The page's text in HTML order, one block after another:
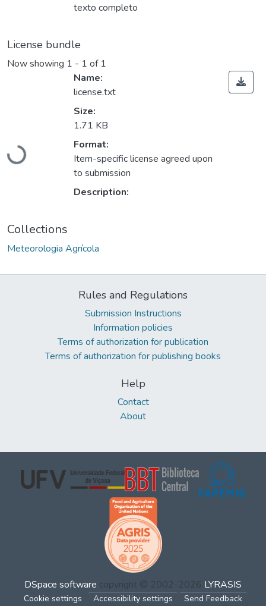
texto completo
License bundle
Now showing 1 - 1 of 1
Loading...
Name:
license.txt
Size:
1.71 KB
Format:
Item-specific license agreed upon
to submission
Description:
Collections
Meteorologia Agrícola
Rules and Regulations
Submission Instructions
Information policies
Terms of authorization for publication
Terms of authorization for publishing books
Help
Contact
About
DSpace software copyright © 2002-2026 LYRASIS
Cookie settings Accessibility settings Send Feedback